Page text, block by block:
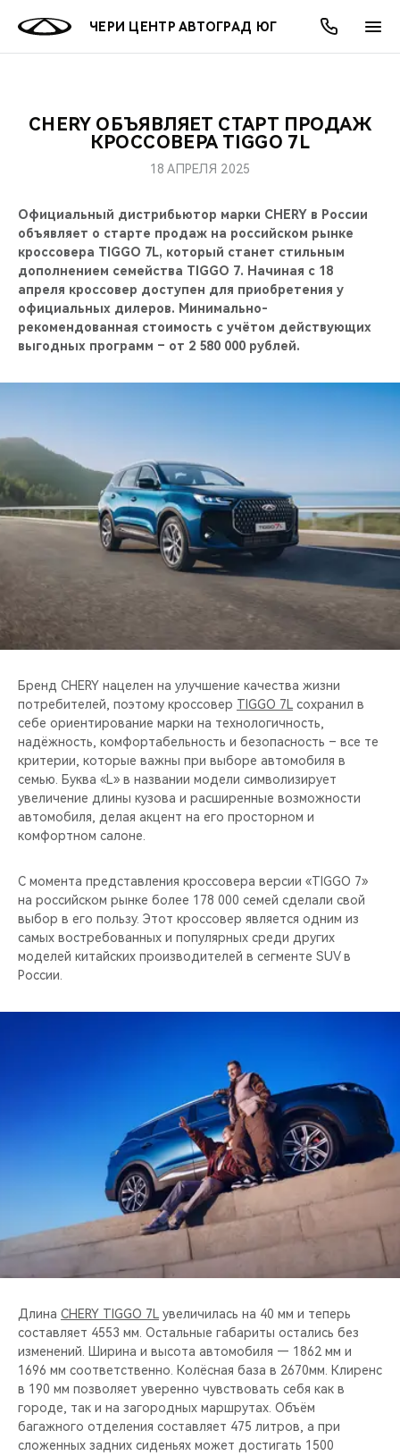
ЧЕРИ ЦЕНТР АВТОГРАД ЮГ
МОДЕЛИ
КРОССОВЕРЫ
СЕДАНЫ
НОВИНКИ
ПОКУПАТЕЛЯМ
КРЕДИТ И СТРАХОВАНИЕ
ВЛАДЕЛЬЦАМ
ЗАПЧАСТИ И АКСЕССУАРЫ
ПОДДЕРЖКА
CHERY CONNECT
МИР CHERY
О БРЕНДЕ
CHERY В СОЦСЕТЯХ
ЛЮДИ CHERY
БЛАГОТВОРИТЕЛЬНОСТЬ
CHERY И СПОРТ
НАШИ МЕРОПРИЯТИЯ
ВИДЕООБЗОРЫ
CHERY ДЛЯ ДЕТЕЙ
АКЦИИ
ОНЛАЙН СЕРВИСЫ
КРЕДИТ
О КОМПАНИИ
МЫ В СОЦСЕТЯХ
CHERY ОБЪЯВЛЯЕТ СТАРТ ПРОДАЖ
КРОССОВЕРА TIGGO 7L
18 АПРЕЛЯ 2025
Официальный дистрибьютор марки CHERY в России
объявляет о старте продаж на российском рынке
кроссовера TIGGO 7L, который станет стильным
дополнением семейства TIGGO 7. Начиная с 18
апреля кроссовер доступен для приобретения у
официальных дилеров. Минимально-
рекомендованная стоимость с учётом действующих
выгодных программ – от 2 580 000 рублей.
Бренд CHERY нацелен на улучшение качества жизни
потребителей, поэтому кроссовер TIGGO 7L сохранил в
себе ориентирование марки на технологичность,
надёжность, комфортабельность и безопасность – все те
критерии, которые важны при выборе автомобиля в
семью. Буква «L» в названии модели символизирует
увеличение длины кузова и расширенные возможности
автомобиля, делая акцент на его просторном и
комфортном салоне.
C момента представления кроссовера версии «TIGGO 7»
на российском рынке более 178 000 семей сделали свой
выбор в его пользу. Этот кроссовер является одним из
самых востребованных и популярных среди других
моделей китайских производителей в сегменте SUV в
России.
Длина CHERY TIGGO 7L увеличилась на 40 мм и теперь
составляет 4553 мм. Остальные габариты остались без
изменений. Ширина и высота автомобиля — 1862 мм и
1696 мм соответственно. Колёсная база в 2670мм. Клиренс
в 190 мм позволяет уверенно чувствовать себя как в
городе, так и на загородных маршрутах. Объём
багажного отделения составляет 475 литров, а при
сложенных задних сиденьях может достигать 1500